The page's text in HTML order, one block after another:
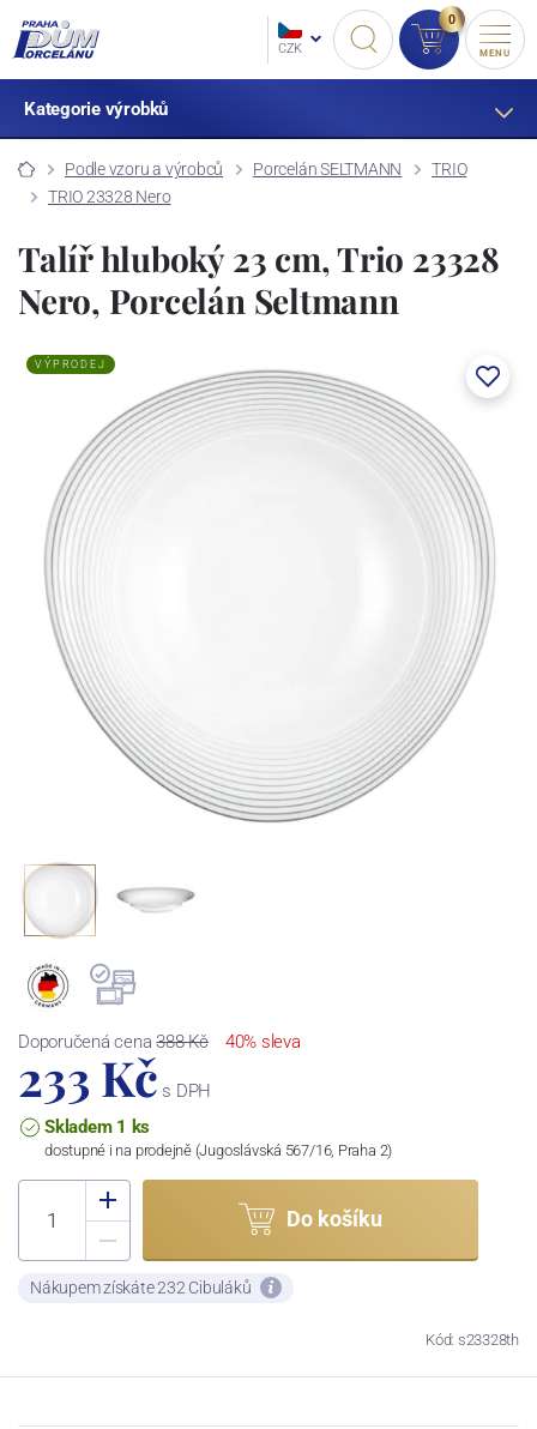
CZK
0
MENU
Kategorie výrobků
Podle vzoru a výrobců Porcelán SELTMANN
TRIO
TRIO 23328 Nero
Talíř hluboký 23 cm, Trio 23328
Nero, Porcelán Seltmann
VÝPRODEJ
Doporučená cena388 Kč 40% sleva
233 Kč s DPH
Skladem 1 ks
dostupné i na prodejně (Jugoslávská 567/16, Praha 2)
Do košíku
Nákupem získáte 232 Cibuláků
Kód: s23328th